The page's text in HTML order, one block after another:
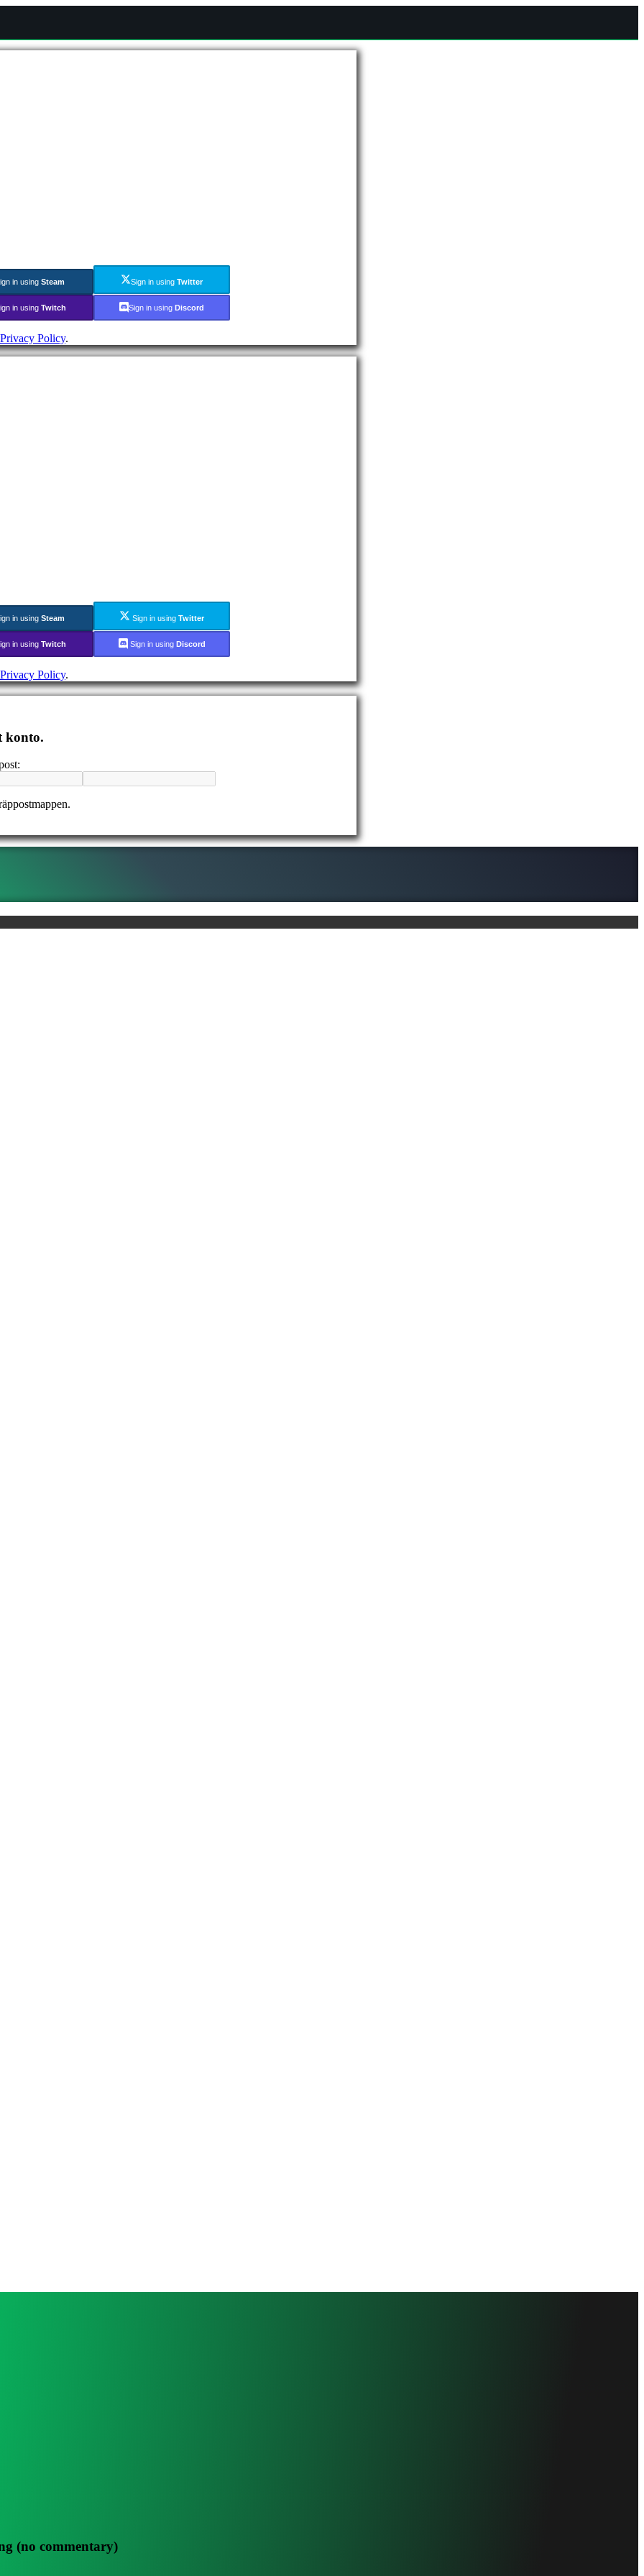
in using Steam Sign in usingTwitter
in using Twitch Sign in using Discord
Privacy Policy.
in using Steam Sign in using Twitter
in using Twitch Sign in using Discord
Privacy Policy.
konto.
(no commentary)